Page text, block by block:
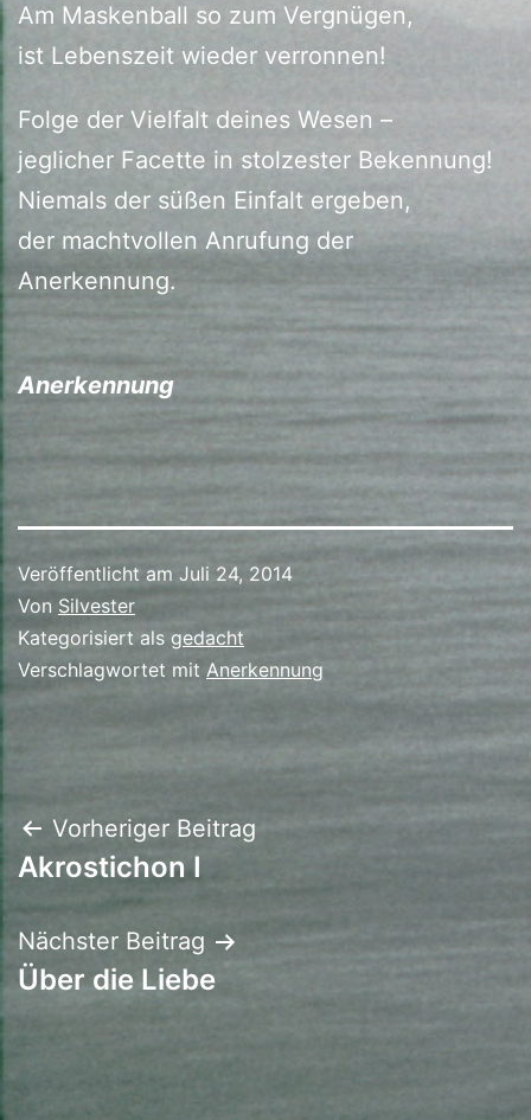
Am Maskenball so zum Vergnügen,
ist Lebenszeit wieder verronnen!
Folge der Vielfalt deines Wesen –
jeglicher Facette in stolzester Bekennung!
Niemals der süßen Einfalt ergeben,
der machtvollen Anrufung der
Anerkennung.
Anerkennung
Veröffentlicht am Juli 24, 2014
Von Silvester
Kategorisiert als gedacht
Verschlagwortet mit Anerkennung
Beitrags-
Navigation
Vorheriger Beitrag
Akrostichon I
Nächster Beitrag
Über die Liebe